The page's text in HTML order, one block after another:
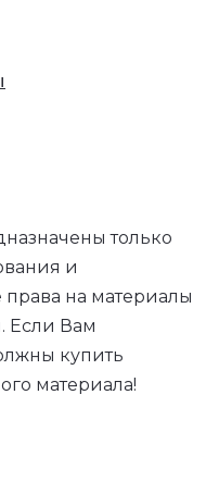
только
и
на материалы
Если Вам
купить
материала!